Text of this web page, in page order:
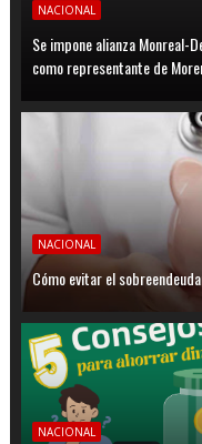
NACIONAL
Se impone alianza Monreal-
como representante de
NACIONAL
Cómo evitar el
NACIONAL